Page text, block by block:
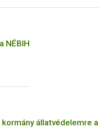
NÉBIH
állatvédelemre a